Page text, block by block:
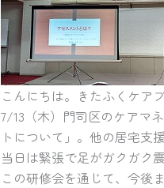
こんにちは。きたふくケア
7/13（木）門司区のケアマ
トについて」。他の居宅支
当日は緊張で足がガクガク
この研修会を通じて、今後